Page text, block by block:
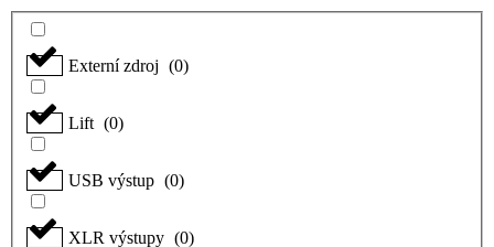
Externí zdroj (0)
Lift (0)
USB výstup (0)
XLR výstupy (0)